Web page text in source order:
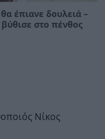
έπιανε δουλειά –
στο πένθος
Νίκος